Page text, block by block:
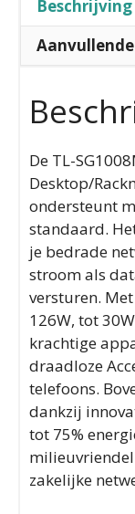
Beschrijving
De TL-
Desktop/
ondersteunt
standaard.
je bedrade
stroom als
versturen.
126W, tot
krachtige
draadloze
telefoons.
dankzij
tot 75%
zakelijke